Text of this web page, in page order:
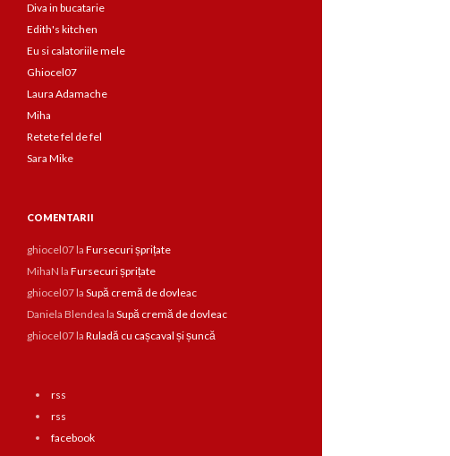
Diva in bucatarie
Edith's kitchen
Eu si calatoriile mele
Ghiocel07
Laura Adamache
Miha
Retete fel de fel
Sara Mike
COMENTARII
ghiocel07la Fursecuri șprițate
MihaN la Fursecuri șprițate
ghiocel07la Supă cremă de dovleac
Daniela Blendea la Supă cremă de dovleac
ghiocel07la Ruladă cu cașcaval și șuncă
rss
rss
facebook